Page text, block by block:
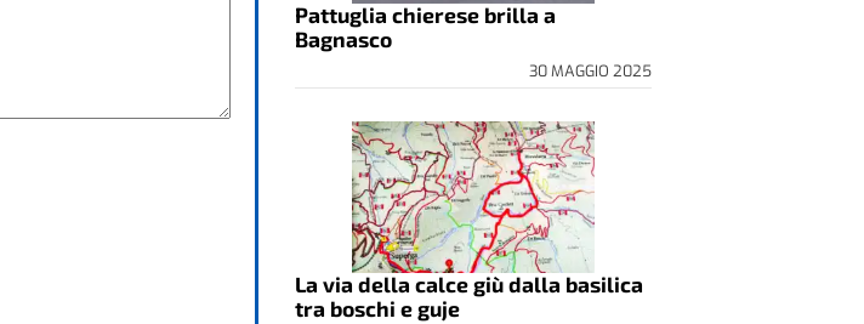
Pattuglia chierese brilla a
Bagnasco
30 MAGGIO 2025
La via della calce giù dalla basilica
tra boschi e guje